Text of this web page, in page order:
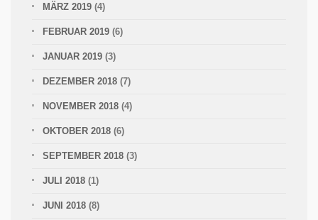
MÄRZ 2019 (4)
FEBRUAR 2019 (6)
JANUAR 2019 (3)
DEZEMBER 2018 (7)
NOVEMBER 2018 (4)
OKTOBER 2018 (6)
SEPTEMBER 2018 (3)
JULI 2018 (1)
JUNI 2018 (8)